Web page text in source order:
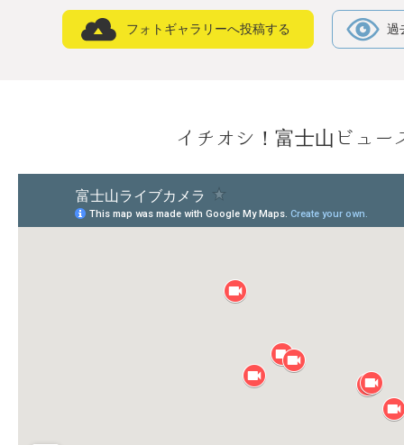
フォトギャラリーへ投稿する 過
イチオシ！富士山ビュー